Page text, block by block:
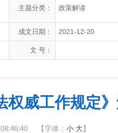
主题分类： 政策解读
成文日期： 2021-12-20
文 号：
权威工作规定
【字体： 小 大】